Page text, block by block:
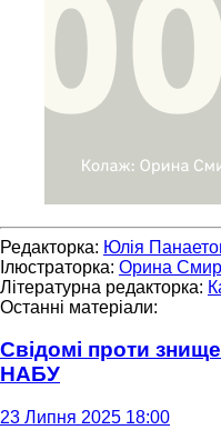
Редакторка: Юлія
Ілюстраторка: Орина
Літературна редакторка:
Останні матеріали:
Свідомі проти
НАБУ
23 Липня 2025 18:00